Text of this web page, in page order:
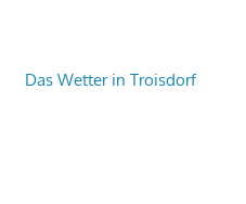
Das Wetter in Troisdorf